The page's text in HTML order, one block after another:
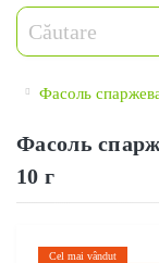
Фасоль
Фасоль
10 г
Cel mai vândut